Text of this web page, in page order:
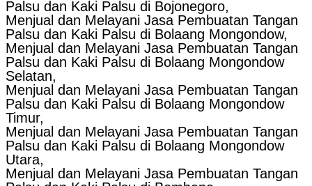
Palsu dan Kaki Palsu di Bojonegoro,
Menjual dan Melayani Jasa Pembuatan Tangan
Palsu dan Kaki Palsu di Bolaang Mongondow,
Menjual dan Melayani Jasa Pembuatan Tangan
Palsu dan Kaki Palsu di Bolaang Mongondow
Selatan,
Menjual dan Melayani Jasa Pembuatan Tangan
Palsu dan Kaki Palsu di Bolaang Mongondow
Timur,
Menjual dan Melayani Jasa Pembuatan Tangan
Palsu dan Kaki Palsu di Bolaang Mongondow
Utara,
Menjual dan Melayani Jasa Pembuatan Tangan